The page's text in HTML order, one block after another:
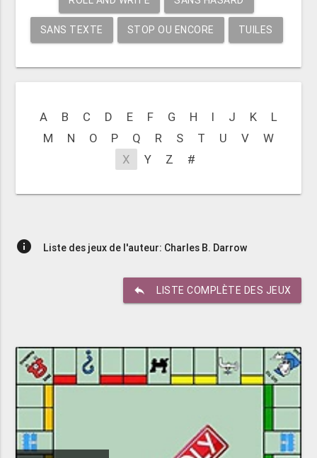
SANS TEXTE STOP OU ENCORE TUILES
A B C D E F G H I J K
L
M
N O P Q R S T U V
W
X
Y Z #
info Liste des jeux de l'auteur: Charles B. Darrow
reply LISTE COMPLÈTE DES JEUX